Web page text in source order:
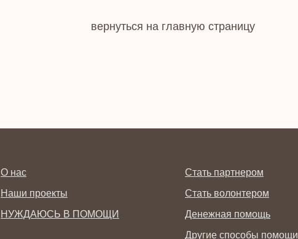
вернуться на главную страницу
О нас
Наши проекты
НУЖДАЮСЬ В ПОМОЩИ
Стать партнером
Стать волонтером
Денежная помощь
Другие способы помощи